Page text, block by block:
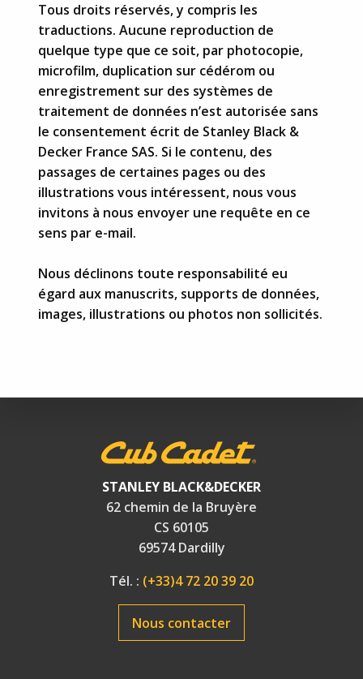
Tous droits réservés, y compris les
traductions. Aucune reproduction de
quelque type que ce soit, par photocopie,
microfilm, duplication sur cédérom ou
enregistrement sur des systèmes de
traitement de données n’est autorisée sans
le consentement écrit de Stanley Black &
Decker France SAS. Si le contenu, des
passages de certaines pages ou des
illustrations vous intéressent, nous vous
invitons à nous envoyer une requête en ce
sens par e-mail.
Nous déclinons toute responsabilité eu
égard aux manuscrits, supports de données,
images, illustrations ou photos non sollicités.
STANLEY BLACK&DECKER
62 chemin de la Bruyère
CS 60105
69574 Dardilly
Tél. : (+33)4 72 20 39 20
Nous contacter